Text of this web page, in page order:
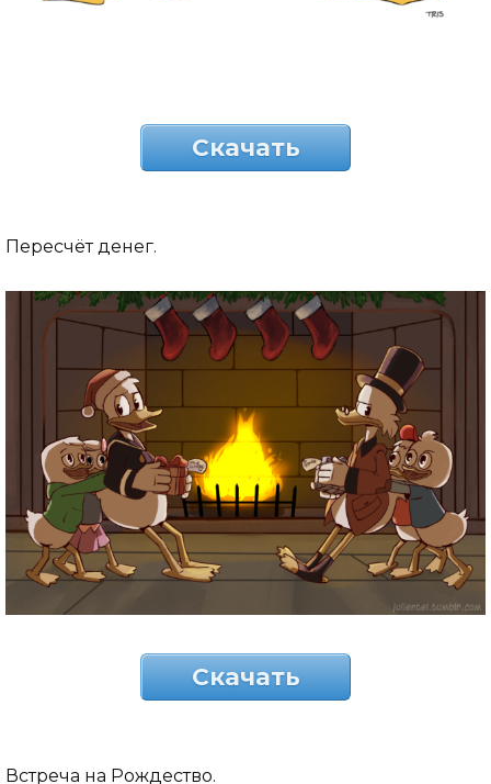
Скачать
Пересчёт денег.
Скачать
Встреча на Рождество.